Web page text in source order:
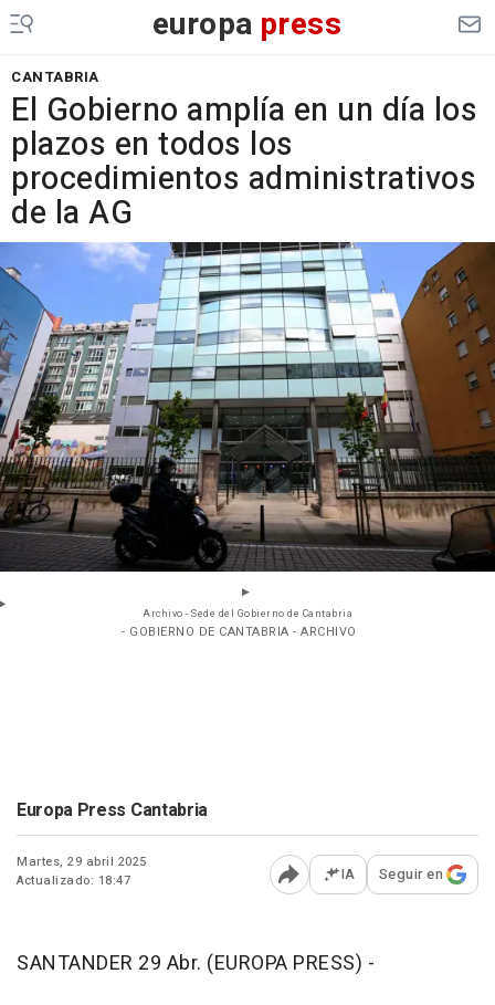
europa press
CANTABRIA
El Gobierno amplía en un día los
plazos en todos los
procedimientos administrativos
de la AG
Archivo - Sede del Gobierno de Cantabria
- GOBIERNO DE CANTABRIA - ARCHIVO
Europa Press Cantabria
Martes, 29 abril 2025
Actualizado: 18:47
Abrir opciones para
IA Seguir en
SANTANDER 29 Abr. (EUROPA PRESS) -